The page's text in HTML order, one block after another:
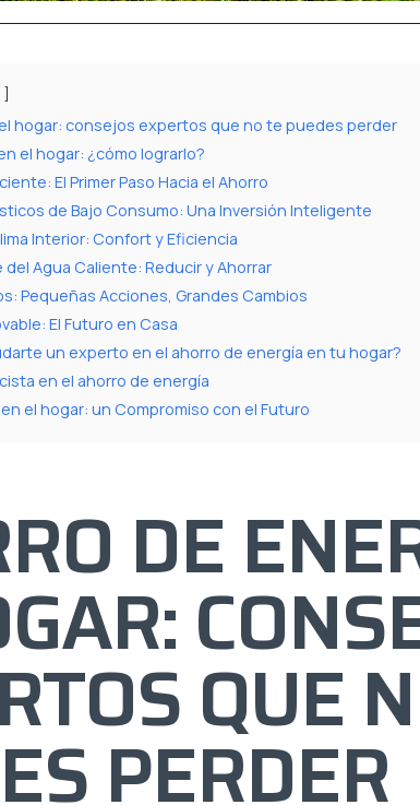
hogar: consejos expertos que no te puedes perder
el hogar: ¿cómo lograrlo?
El Primer Paso Hacia el Ahorro
de Bajo Consumo: Una Inversión Inteligente
Interior: Confort y Eficiencia
del Agua Caliente: Reducir y Ahorrar
Pequeñas Acciones, Grandes Cambios
El Futuro en Casa
un experto en el ahorro de energía en tu hogar?
en el ahorro de energía
el hogar: un Compromiso con el Futuro
DE
QUE
PERDER